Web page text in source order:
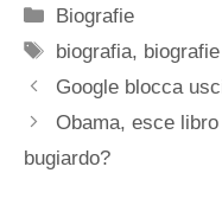
Categorie
Biografie
Tag
biografia,
Google blocca
Obama, esce
bugiardo?